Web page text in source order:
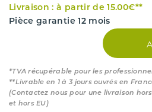
Livraison : à partir de 15.00€**
Pièce garantie 12 mois
*TVA récupérable pour les
**Livrable en 1 à 3 jours ouvrés en
(Contactez nous pour une livraison
et hors EU)